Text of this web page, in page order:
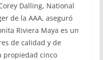
Dalling, National
de la AAA, aseguró
Riviera Maya es un
de calidad y de
propiedad cinco